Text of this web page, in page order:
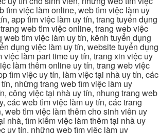
tìm việc làm online, web tìm việc làm uy
app tìm việc làm uy tín, trang tuyển dụng
web tìm việc online, trang web việc
web tìm việc làm uy tín, kênh tuyển dụng
dụng việc làm uy tín, website tuyển dụng
việc làm part time uy tín, trang xin việc uy
làm thêm online uy tín, trang web việc
tìm việc uy tín, làm việc tại nhà uy tín, các
những trang web tìm việc làm uy
công việc tại nhà uy tín, nhung trang web
các web tìm việc làm uy tín, các trang
web tìm việc làm thêm cho sinh viên uy
nhà, tìm kiếm việc làm thêm tại nhà uy
uy tín, những web tìm việc làm uy